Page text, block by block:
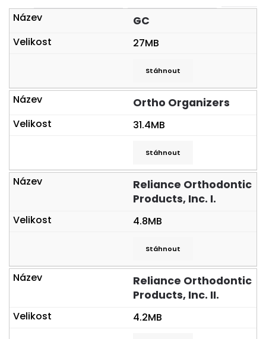
GC
27MB
Stáhnout
Ortho Organizers
31.4MB
Stáhnout
Reliance Orthodontic
Products, Inc. I.
4.8MB
Stáhnout
Reliance Orthodontic
Products, Inc. II.
4.2MB